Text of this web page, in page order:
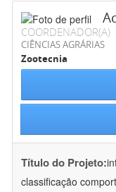
COORDENADOR(A)
CIÊNCIAS AGRÁRIAS
Zootecnia
Título do Projeto:
classificação